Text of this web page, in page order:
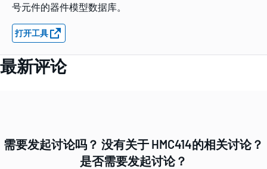
号元件的器件模型数据库。
打开工具
最新评论
需要发起讨论吗？ 没有关于 HMC414的相关讨论？
是否需要发起讨论？